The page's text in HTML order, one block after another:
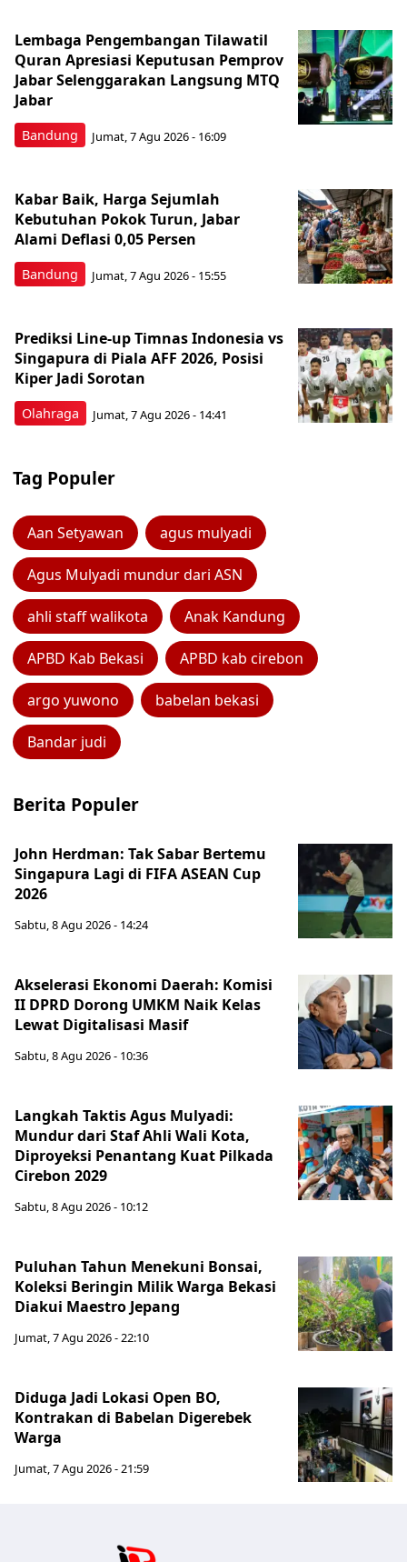
Bandung
Lembaga Pengembangan Tilawatil
Quran Apresiasi Keputusan Pemprov
Jabar Selenggarakan Langsung MTQ
Jabar
Jumat, 7 Agu 2026 - 16:09
Bandung
Kabar Baik, Harga Sejumlah
Kebutuhan Pokok Turun, Jabar
Alami Deflasi 0,05 Persen
Jumat, 7 Agu 2026 - 15:55
Olahraga
Prediksi Line-up Timnas Indonesia vs
Singapura di Piala AFF 2026, Posisi
Kiper Jadi Sorotan
Jumat, 7 Agu 2026 - 14:41
Tag Populer
Aan Setyawan agus mulyadi
Agus Mulyadi mundur dari ASN
ahli staff walikota Anak Kandung
APBD Kab Bekasi APBD kab cirebon
argo yuwono babelan bekasi
Bandar judi
Berita Populer
John Herdman: Tak Sabar Bertemu
Singapura Lagi di FIFA ASEAN Cup
2026
Sabtu, 8 Agu 2026 - 14:24
Akselerasi Ekonomi Daerah: Komisi
II DPRD Dorong UMKM Naik Kelas
Lewat Digitalisasi Masif
Sabtu, 8 Agu 2026 - 10:36
Langkah Taktis Agus Mulyadi:
Mundur dari Staf Ahli Wali Kota,
Diproyeksi Penantang Kuat Pilkada
Cirebon 2029
Sabtu, 8 Agu 2026 - 10:12
Puluhan Tahun Menekuni Bonsai,
Koleksi Beringin Milik Warga Bekasi
Diakui Maestro Jepang
Jumat, 7 Agu 2026 - 22:10
Diduga Jadi Lokasi Open BO,
Kontrakan di Babelan Digerebek
Warga
Jumat, 7 Agu 2026 - 21:59